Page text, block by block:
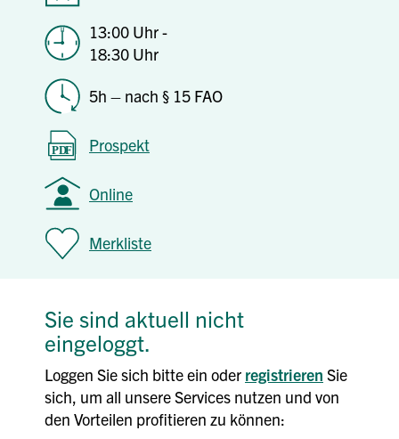
13:00 Uhr -
18:30 Uhr
5h – nach § 15 FAO
Prospekt
Online
Merkliste
Sie sind aktuell nicht
eingeloggt.
Loggen Sie sich bitte ein oder registrieren Sie
sich, um all unsere Services nutzen und von
den Vorteilen profitieren zu können: